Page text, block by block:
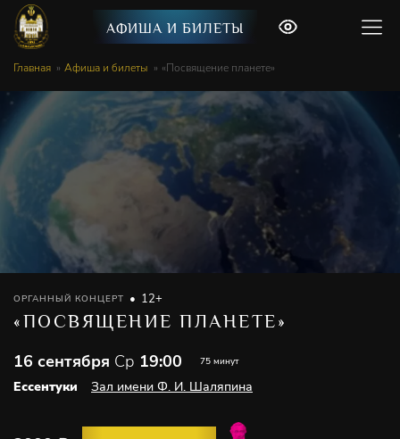
АФИША И БИЛЕТЫ
Главная Афиша и билеты «Посвящение планете»
ОРГАННЫЙ КОНЦЕРТ 12+
«ПОСВЯЩЕНИЕ ПЛАНЕТЕ»
16 сентября Ср 19:00 75 минут
Ессентуки Зал имени Ф. И. Шаляпина